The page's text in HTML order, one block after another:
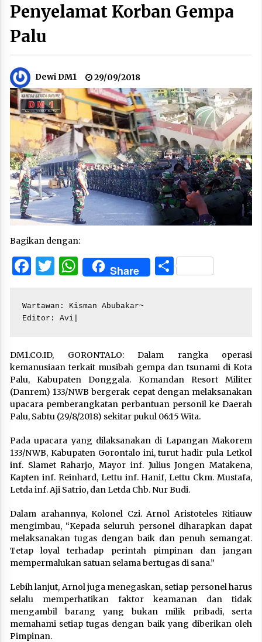
Penyelamat Korban Gempa
Palu
Dewi DM1 29/09/2018
Bagikan dengan:
Facebook
Twitter
WhatsApp
Share Share
Wartawan: Kisman Abubakar~
Editor: Avi|
DM1.CO.ID, GORONTALO: Dalam rangka operasi
kemanusiaan terkait musibah gempa dan tsunami di Kota
Palu, Kabupaten Donggala. Komandan Resort Militer
(Danrem) 133/NWB bergerak cepat dengan melaksanakan
upacara pemberangkatan perbantuan personil ke Daerah
Palu, Sabtu (29/8/2018) sekitar pukul 06:15 Wita.
Pada upacara yang dilaksanakan di Lapangan Makorem
133/NWB, Kabupaten Gorontalo ini, turut hadir pula Letkol
inf. Slamet Raharjo, Mayor inf. Julius Jongen Matakena,
Kapten inf. Reinhard, Lettu inf. Hanif, Lettu Ckm. Mustafa,
Letda inf. Aji Satrio, dan Letda Chb. Nur Budi.
Dalam arahannya, Kolonel Czi. Arnol Aristoteles Ritiauw
mengimbau, “Kepada seluruh personel diharapkan dapat
melaksanakan tugas dengan baik dan penuh semangat.
Tetap loyal terhadap perintah pimpinan dan jangan
mempermalukan satuan selama bertugas di sana.”
Lebih lanjut, Arnol juga menegaskan, setiap personel harus
selalu memperhatikan faktor keamanan dan tidak
mengambil barang yang bukan milik pribadi, serta
memahami setiap tugas dengan baik yang diberikan oleh
Pimpinan.